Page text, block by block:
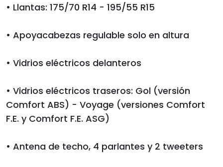
• Llantas: 175/70 R14 - 195/55 R15
• Apoyacabezas regulable solo en altura
• Vidrios eléctricos delanteros
• Vidrios eléctricos traseros: Gol (versión
Comfort ABS) - Voyage (versiones Comfort
F.E. y Comfort F.E. ASG)
• Antena de techo, 4 parlantes y 2 tweeters